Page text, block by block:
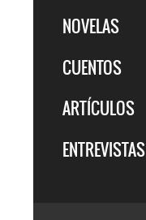
NOVELAS
CUENTOS
ARTÍCULOS
ENTREVISTAS